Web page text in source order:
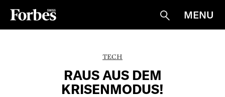
Suche
MENU
TECH
RAUS AUS DEM
KRISENMODUS!